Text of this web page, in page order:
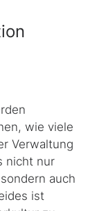
wie viele
Verwaltung
nicht nur
auch
ist